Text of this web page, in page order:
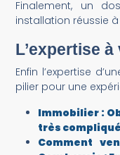
Finalement, un
installation réussie
L’expertise
Enfin l’expertise
pilier pour une
Immobilier :
très
Comment